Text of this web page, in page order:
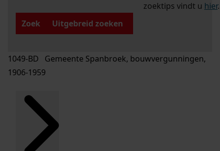
zoektips vindt u hier.
Zoek
Uitgebreid zoeken
1049-BD Gemeente Spanbroek, bouwvergunningen,
1906-1959